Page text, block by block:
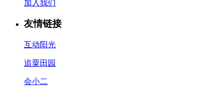
加入我们
友情链接
互动阳光
追粟田园
会小二